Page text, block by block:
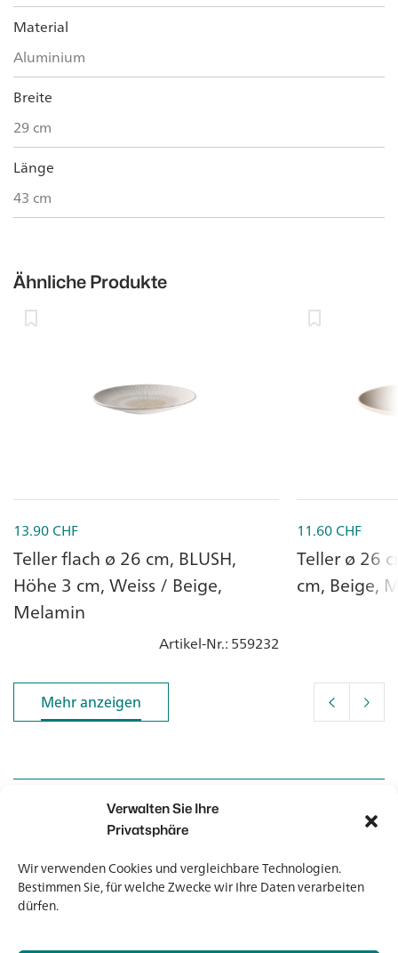
Verwalten Sie Ihre
Privatsphäre
Wir verwenden Cookies und vergleichbare Technologien.
Bestimmen Sie, für welche Zwecke wir Ihre Daten verarbeiten
dürfen.
Material
Aluminium
Breite
29 cm
Länge
43 cm
Ähnliche Produkte
13.90CHF
Teller flach ø 26 cm, BLUSH,
Höhe 3 cm, Weiss / Beige,
Melamin
Artikel-Nr.: 559232
11.60CHF
Teller ø 26
cm, Beige,
Mehr anzeigen
Mehr anzeigen
Kontakt
Kontakt
Newsletter
Newsletter